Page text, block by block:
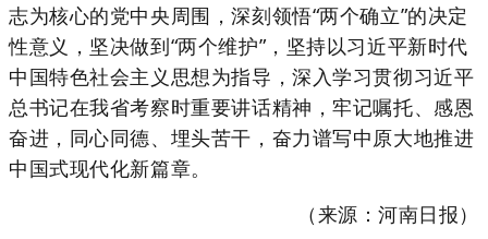
志为核心的党中央周围，深刻领悟“两个确立”的决定
性意义，坚决做到“两个维护”，坚持以习近平新时代
中国特色社会主义思想为指导，深入学习贯彻习近平
总书记在我省考察时重要讲话精神，牢记嘱托、感恩
奋进，同心同德、埋头苦干，奋力谱写中原大地推进
中国式现代化新篇章。
（来源：河南日报）